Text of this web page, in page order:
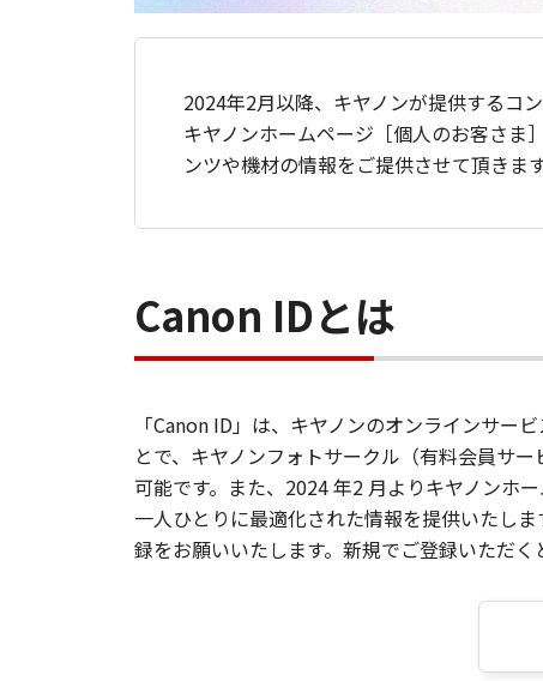
2024年2月以降、キヤノンが提供するコ
キヤノンホームページ［個人のお客さま
ンツや機材の情報をご提供させて頂きます
Canon IDとは
「Canon ID」は、キヤノンのオンラインサー
とで、キヤノンフォトサークル（有料会員サ
可能です。また、2024 年2 月よりキヤノンホ
一人ひとりに最適化された情報を提供いたし
録をお願いいたします。新規でご登録いただ